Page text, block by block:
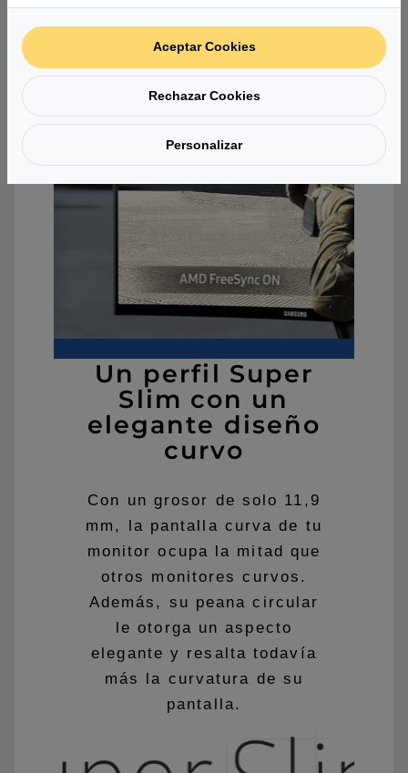
Un perfil Super
Slim con un
elegante diseño
curvo
Con un grosor de solo 11,9
mm, la pantalla curva de tu
monitor ocupa la mitad que
otros monitores curvos.
Además, su peana circular
le otorga un aspecto
elegante y resalta todavía
más la curvatura de su
pantalla.
Aceptar Cookies
Rechazar Cookies
Personalizar